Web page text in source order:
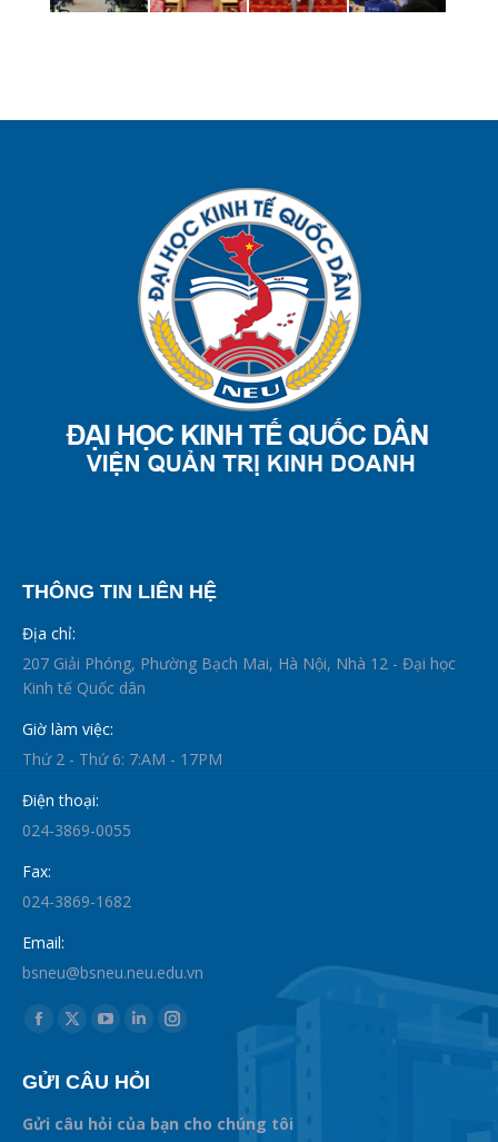
THÔNG TIN LIÊN HỆ
Địa chỉ:
207 Giải Phóng, Phường Bạch Mai, Hà Nội, Nhà 12 - Đại học
Kinh tế Quốc dân
Giờ làm việc:
Thứ 2 - Thứ 6: 7:AM - 17PM
Điện thoại:
024-3869-0055
Fax:
024-3869-1682
Email:
bsneu@bsneu.neu.edu.vn
Find us on:
Facebook
opens
in
X
opens
in
YouTube
opens
in
Linkedin
opens
in
Instagram
in
GỬI CÂU HỎI
Gửi câu hỏi của bạn cho chúng tôi